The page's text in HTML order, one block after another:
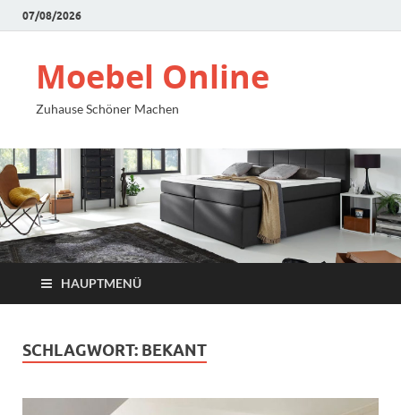
07/08/2026
Moebel Online
Zuhause Schöner Machen
HAUPTMENÜ
SCHLAGWORT: BEKANT